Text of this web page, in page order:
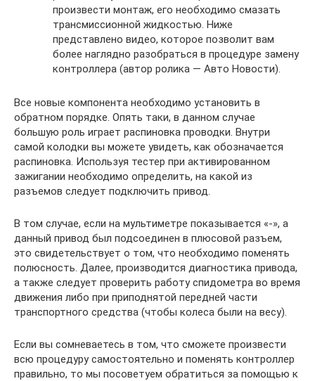
произвести монтаж, его необходимо смазать
трансмиссионной жидкостью. Ниже
представлено видео, которое позволит вам
более наглядно разобраться в процедуре замену
контроллера (автор ролика — Авто Новости).
Все новые компонента необходимо установить в
обратном порядке. Опять таки, в данном случае
большую роль играет распиновка проводки. Внутри
самой колодки вы можете увидеть, как обозначается
распиновка. Используя тестер при активированном
зажигании необходимо определить, на какой из
разъемов следует подключить привод.
В том случае, если на мультиметре показывается «-», а
данный привод был подсоединен в плюсовой разъем,
это свидетельствует о том, что необходимо поменять
полюсность. Далее, производится диагностика привода,
а также следует проверить работу спидометра во время
движения либо при приподнятой передней части
транспортного средства (чтобы колеса были на весу).
Если вы сомневаетесь в том, что сможете произвести
всю процедуру самостоятельно и поменять контроллер
правильно, то мы посоветуем обратиться за помощью к